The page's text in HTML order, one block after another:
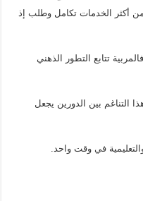
من أكثر الخدمات تكامل وطلب إذ
تتابع التطور الذهني
التناغم بين الدورين يجعل
في وقت واحد.